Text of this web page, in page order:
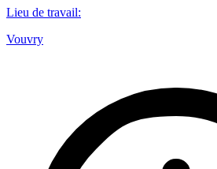
Lieu de travail:
Vouvry